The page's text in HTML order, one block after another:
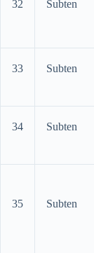
32 Subten
33 Subten
34 Subten
35 Subten